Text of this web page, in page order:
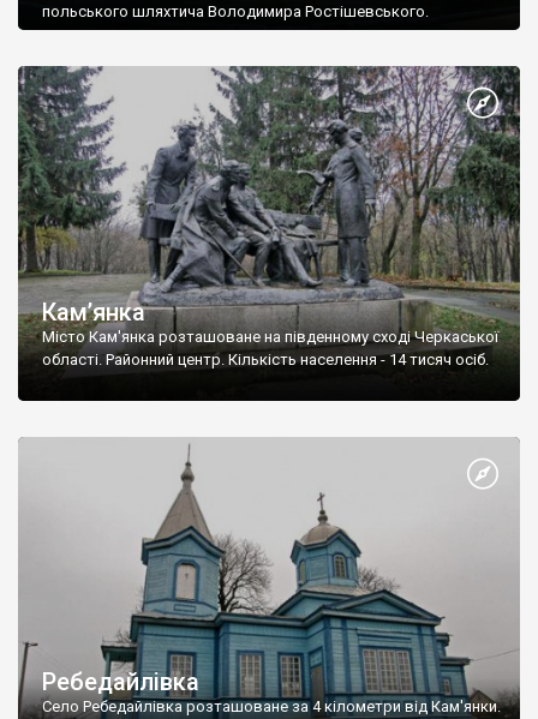
польського шляхтича Володимира Ростішевського.
Кам’янка
Місто Кам'янка розташоване на південному сході Черкаської
області. Районний центр. Кількість населення - 14 тисяч осіб.
Ребедайлівка
Село Ребедайлівка розташоване за 4 кілометри від Кам'янки.